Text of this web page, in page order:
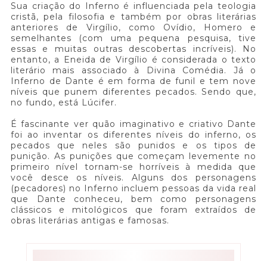
Sua criação do Inferno é influenciada pela teologia
cristã, pela filosofia e também por obras literárias
anteriores de Virgílio, como Ovídio, Homero e
semelhantes (com uma pequena pesquisa, tive
essas e muitas outras descobertas incríveis). No
entanto, a Eneida de Virgílio é considerada o texto
literário mais associado à Divina Comédia. Já o
Inferno de Dante é em forma de funil e tem nove
níveis que punem diferentes pecados. Sendo que,
no fundo, está Lúcifer.
É fascinante ver quão imaginativo e criativo Dante
foi ao inventar os diferentes níveis do inferno, os
pecados que neles são punidos e os tipos de
punição. As punições que começam levemente no
primeiro nível tornam-se horríveis à medida que
você desce os níveis. Alguns dos personagens
(pecadores) no Inferno incluem pessoas da vida real
que Dante conheceu, bem como personagens
clássicos e mitológicos que foram extraídos de
obras literárias antigas e famosas.